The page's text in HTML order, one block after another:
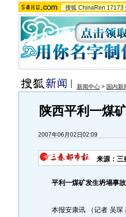
搜狐 ChinaRen 17173
新闻中心 > 国内新
陕西平利一煤
2007年06月02日02:09
来源：三
平利一煤矿发生坍塌事
本报安康讯 （记者 吴琛